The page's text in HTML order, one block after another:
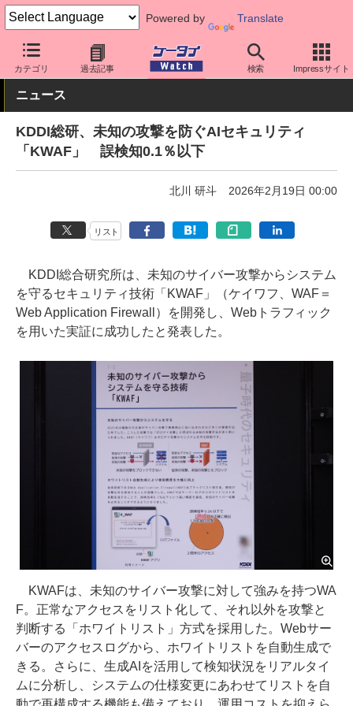
Powered by Translate
カテゴリ 過去記事 検索 Impressサイト
ケータイ Watch キャリア au ネットワーク/技術
ニュース
KDDI総研、未知の攻撃を防ぐAIセキュリティ
「KWAF」 誤検知0.1％以下
北川 研斗 2026年2月19日 00:00
リスト
KDDI総合研究所は、未知のサイバー攻撃からシステム
を守るセキュリティ技術「KWAF」（ケイワフ、WAF＝
Web Application Firewall）を開発し、Webトラフィック
を用いた実証に成功したと発表した。
KWAFは、未知のサイバー攻撃に対して強みを持つWA
F。正常なアクセスをリスト化して、それ以外を攻撃と
判断する「ホワイトリスト」方式を採用した。Webサー
バーのアクセスログから、ホワイトリストを自動生成で
きる。さらに、生成AIを活用して検知状況をリアルタイ
ムに分析し、システムの仕様変更にあわせてリストを自